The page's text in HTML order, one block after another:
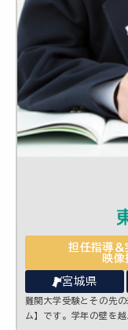
担任指導＆
映像
宮城県
難関大学受験とその先
ム】です。学年の壁を